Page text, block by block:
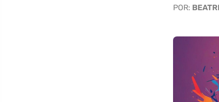
POR: